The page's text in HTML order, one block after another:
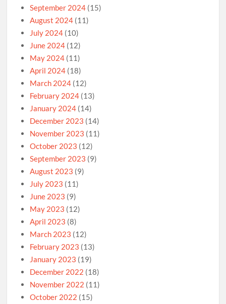
September 2024 (15)
August 2024 (11)
July 2024 (10)
June 2024 (12)
May 2024 (11)
April 2024 (18)
March 2024 (12)
February 2024 (13)
January 2024 (14)
December 2023 (14)
November 2023 (11)
October 2023 (12)
September 2023 (9)
August 2023 (9)
July 2023 (11)
June 2023 (9)
May 2023 (12)
April 2023 (8)
March 2023 (12)
February 2023 (13)
January 2023 (19)
December 2022 (18)
November 2022 (11)
October 2022 (15)